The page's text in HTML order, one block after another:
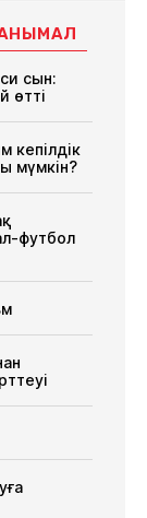
сын:
өтті
кепілдік
мүмкін?
футбол